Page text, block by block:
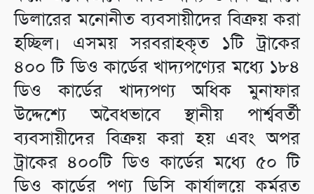
ডিলারের মনোনীত ব্যবসায়ীদের বিক্রয় করা
হচ্ছিল। এসময় সরবরাহকৃত ১টি ট্রাকের
৪০০ টি ডিও কার্ডের খাদ্যপণ্যের মধ্যে ১৮৪
ডিও কার্ডের খাদ্যপণ্য অধিক মুনাফার
উদ্দেশ্যে অবৈধভাবে স্থানীয় পার্শ্ববর্তী
ব্যবসায়ীদের বিক্রয় করা হয় এবং অপর
ট্রাকের ৪০০টি ডিও কার্ডের মধ্যে ৫০ টি
ডিও কার্ডের পণ্য ডিসি কার্যালয়ে কর্মরত